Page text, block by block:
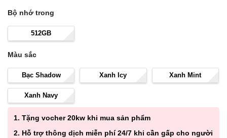
Bộ nhớ trong
512GB
Màu sắc
Bạc Shadow Xanh Icy Xanh Mint
Xanh Navy
Tặng vocher 20kw khi mua sản phẩm
Hỗ trợ thông dịch miễn phí 24/7 khi cần gấp cho người